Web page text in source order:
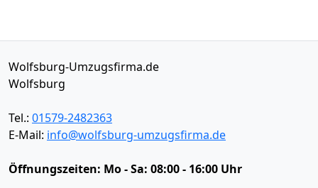
Wolfsburg-Umzugsfirma.de
Wolfsburg
Tel.: 01579-2482363
E-Mail: info@wolfsburg-umzugsfirma.de
Öffnungszeiten: Mo - Sa: 08:00 - 16:00 Uhr